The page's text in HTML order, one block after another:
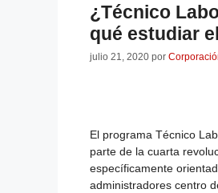
¿Técnico
qué estudiar
julio 21, 2020 por
El programa Técnico
parte de la cuarta
específicamente
administradores centro